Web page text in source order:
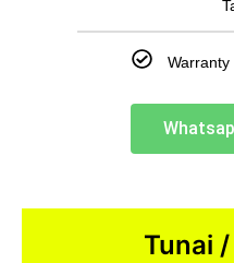
Warranty
Tunai